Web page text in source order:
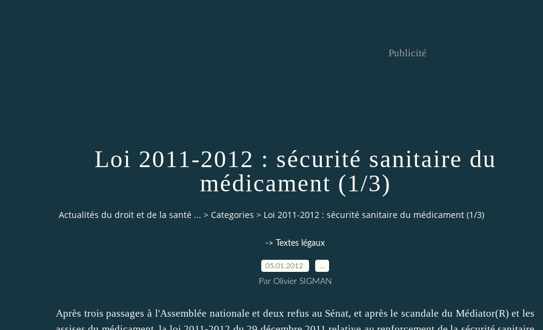
Publicité
Loi 2011-2012 : sécurité sanitaire du
médicament (1/3)
Actualités du droit et de la santé ... > Categories > Loi 2011-2012 : sécurité sanitaire du médicament (1/3)
-> Textes légaux
05.01.2012
Par Olivier SIGMAN
Après trois passages à l'Assemblée nationale et deux refus au Sénat, et après le scandale du Médiator(R) et les